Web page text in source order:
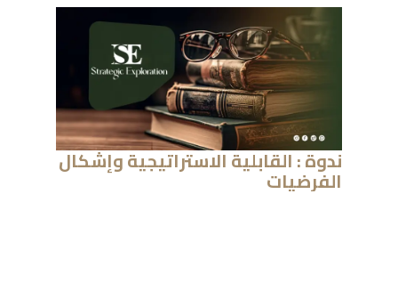
ندوة:القابليةالاستراتيجيةوإشكال
الفرضيات